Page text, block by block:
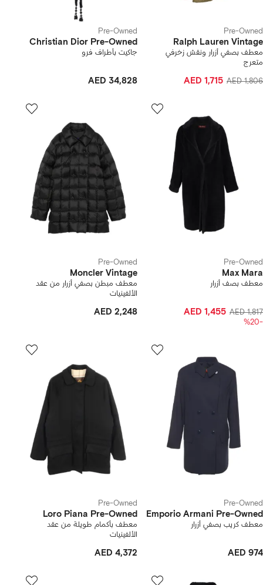
Pre-Owned
Ralph Lauren Vintage
معطف بصفي أزرار ونقش زخرفي
متعرج
AED 1,806
AED 1,715
Pre-Owned
Christian Dior Pre-Owned
جاكيت بأطراف فرو
AED 34,828
Pre-Owned
Max Mara
معطف بصف أزرار
AED 1,817
AED 1,455
-%20
Pre-Owned
Moncler Vintage
معطف مبطن بصفي أزرار من عقد
الألفينيات
AED 2,248
Pre-Owned
Emporio Armani Pre-Owned
معطف كريب بصفي أزرار
AED 974
Pre-Owned
Loro Piana Pre-Owned
معطف بأكمام طويلة من عقد
الألفينيات
AED 4,372